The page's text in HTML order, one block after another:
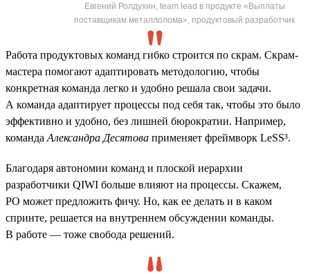
Евгений Ролдухин, team lead в продукте «Выплаты
поставщикам металлолома», продуктовый разработчик
Работа продуктовых команд гибко строится по скрам. Скрам-
мастера помогают адаптировать методологию, чтобы
конкретная команда легко и удобно решала свои задачи.
А команда адаптирует процессы под себя так, чтобы это было
эффективно и удобно, без лишней бюрократии. Например,
команда Александра Десятова применяет фреймворк LeSS³.
Благодаря автономии команд и плоской иерархии
разработчики QIWI больше влияют на процессы. Скажем,
PO может предложить фичу. Но, как ее делать и в каком
спринте, решается на внутреннем обсуждении команды.
В работе — тоже свобода решений.